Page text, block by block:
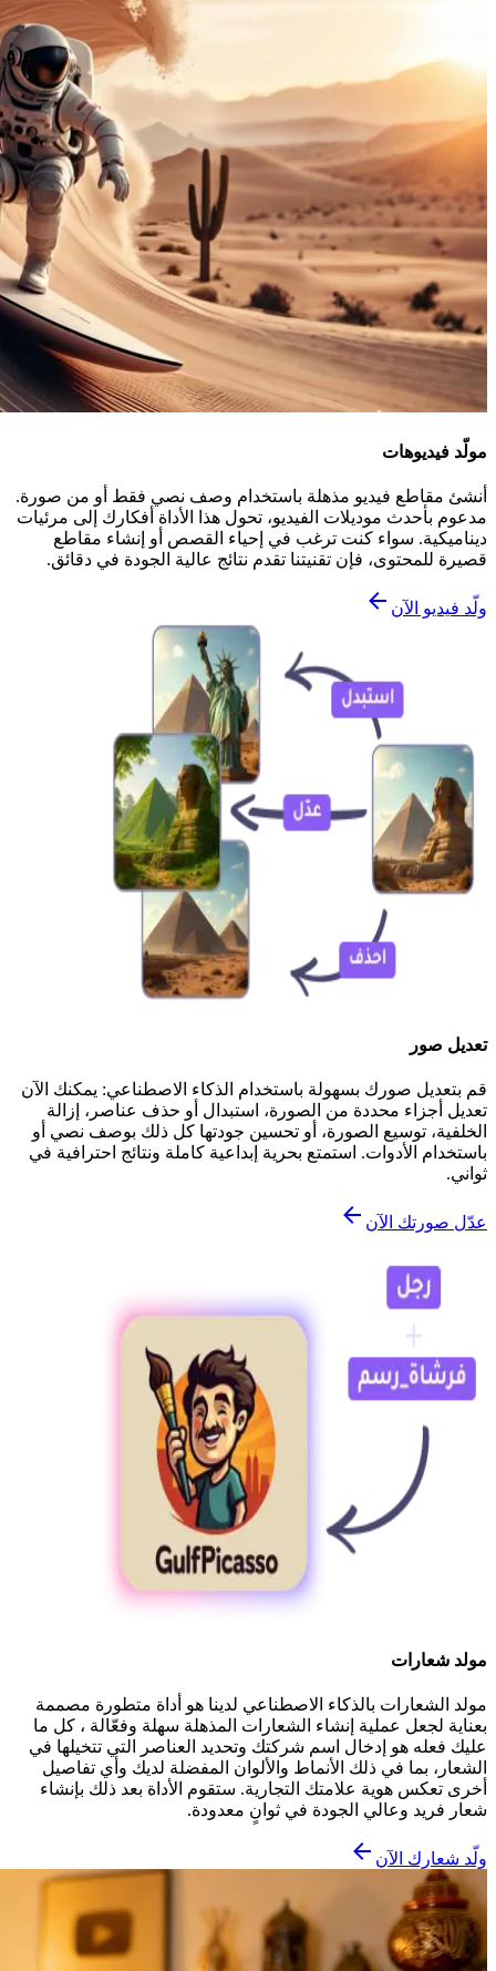
مولّد فيديوهات
أنشئ مقاطع فيديو مذهلة باستخدام وصف نصي فقط أو من صورة.
مدعوم بأحدث موديلات الفيديو، تحول هذا الأداة أفكارك إلى مرئيات
ديناميكية. سواء كنت ترغب في إحياء القصص أو إنشاء مقاطع
قصيرة للمحتوى، فإن تقنيتنا تقدم نتائج عالية الجودة في دقائق.
ولّد فيديو الآن
تعديل صور
قم بتعديل صورك بسهولة باستخدام الذكاء الاصطناعي: يمكنك الآن
تعديل أجزاء محددة من الصورة، استبدال أو حذف عناصر، إزالة
الخلفية، توسيع الصورة، أو تحسين جودتها كل ذلك بوصف نصي أو
باستخدام الأدوات. استمتع بحرية إبداعية كاملة ونتائج احترافية في
ثواني.
عدّل صورتك الآن
مولد شعارات
مولد الشعارات بالذكاء الاصطناعي لدينا هو أداة متطورة مصممة
بعناية لجعل عملية إنشاء الشعارات المذهلة سهلة وفعّالة ، كل ما
عليك فعله هو إدخال اسم شركتك وتحديد العناصر التي تتخيلها في
الشعار، بما في ذلك الأنماط والألوان المفضلة لديك وأي تفاصيل
أخرى تعكس هوية علامتك التجارية. ستقوم الأداة بعد ذلك بإنشاء
شعار فريد وعالي الجودة في ثوانٍ معدودة.
ولّد شعارك الآن